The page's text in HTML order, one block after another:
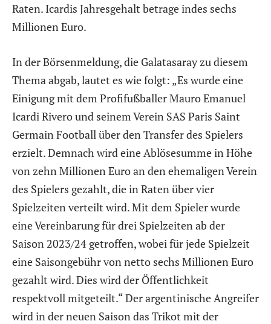
Raten. Icardis Jahresgehalt betrage indes sechs
Millionen Euro.
In der Börsenmeldung, die Galatasaray zu diesem
Thema abgab, lautet es wie folgt: „Es wurde eine
Einigung mit dem Profifußballer Mauro Emanuel
Icardi Rivero und seinem Verein SAS Paris Saint
Germain Football über den Transfer des Spielers
erzielt. Demnach wird eine Ablösesumme in Höhe
von zehn Millionen Euro an den ehemaligen Verein
des Spielers gezahlt, die in Raten über vier
Spielzeiten verteilt wird. Mit dem Spieler wurde
eine Vereinbarung für drei Spielzeiten ab der
Saison 2023/24 getroffen, wobei für jede Spielzeit
eine Saisongebühr von netto sechs Millionen Euro
gezahlt wird. Dies wird der Öffentlichkeit
respektvoll mitgeteilt.“ Der argentinische Angreifer
wird in der neuen Saison das Trikot mit der